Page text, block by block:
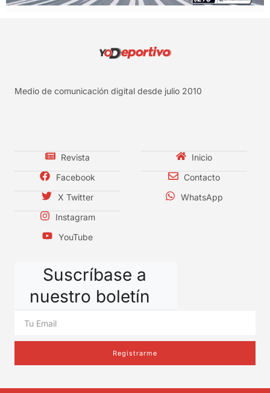
Medio de comunicación digital desde julio 2010
Revista
Facebook
X Twitter
Instagram
YouTube
Inicio
Contacto
WhatsApp
Suscríbase a
nuestro boletín
Registrarme